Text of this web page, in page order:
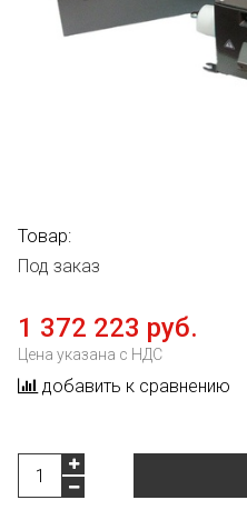
Товар:
Под заказ
1 372 223 руб.
Цена указана с НДС
добавить к сравнению